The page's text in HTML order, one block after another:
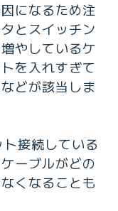
になるため注
とスイッチン
やしているケ
を入れすぎて
どが該当しま
接続している
ーブルがどの
くなることも